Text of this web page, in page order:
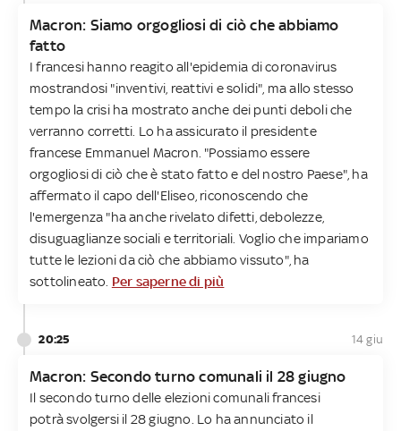
Macron: Siamo orgogliosi di ciò che abbiamo
fatto
I francesi hanno reagito all'epidemia di coronavirus
mostrandosi "inventivi, reattivi e solidi", ma allo stesso
tempo la crisi ha mostrato anche dei punti deboli che
verranno corretti. Lo ha assicurato il presidente
francese Emmanuel Macron. "Possiamo essere
orgogliosi di ciò che è stato fatto e del nostro Paese", ha
affermato il capo dell'Eliseo, riconoscendo che
l'emergenza "ha anche rivelato difetti, debolezze,
disuguaglianze sociali e territoriali. Voglio che impariamo
tutte le lezioni da ciò che abbiamo vissuto", ha
sottolineato. Per saperne di più
20:25 14 giu
Macron: Secondo turno comunali il 28 giugno
Il secondo turno delle elezioni comunali francesi
potrà svolgersi il 28 giugno. Lo ha annunciato il